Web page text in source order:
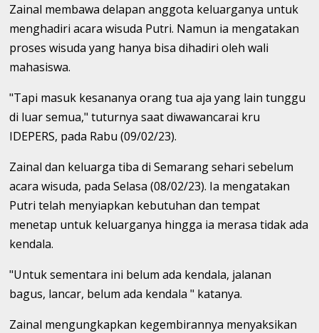
Zainal membawa delapan anggota keluarganya untuk
menghadiri acara wisuda Putri. Namun ia mengatakan
proses wisuda yang hanya bisa dihadiri oleh wali
mahasiswa.
"Tapi masuk kesananya orang tua aja yang lain tunggu
di luar semua," tuturnya saat diwawancarai kru
IDEPERS, pada Rabu (09/02/23).
Zainal dan keluarga tiba di Semarang sehari sebelum
acara wisuda, pada Selasa (08/02/23). Ia mengatakan
Putri telah menyiapkan kebutuhan dan tempat
menetap untuk keluarganya hingga ia merasa tidak ada
kendala.
"Untuk sementara ini belum ada kendala, jalanan
bagus, lancar, belum ada kendala " katanya.
Zainal mengungkapkan kegembirannya menyaksikan